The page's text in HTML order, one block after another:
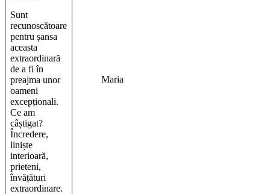
Sunt
recunoscătoare
pentru șansa
aceasta
extraordinară
de a fi în
preajma unor
oameni
excepționali.
Ce am
câștigat?
Încredere,
liniște
interioară,
prieteni,
învățături
extraordinare.
Maria